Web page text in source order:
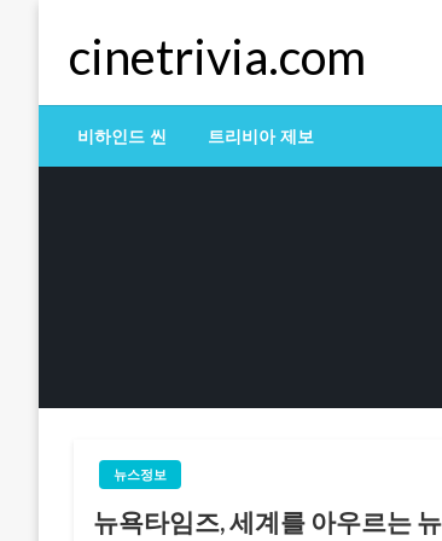
cinetrivia.com
비하인드 씬 트리비아 제보
뉴스정보
뉴욕타임즈, 세계를 아우르는